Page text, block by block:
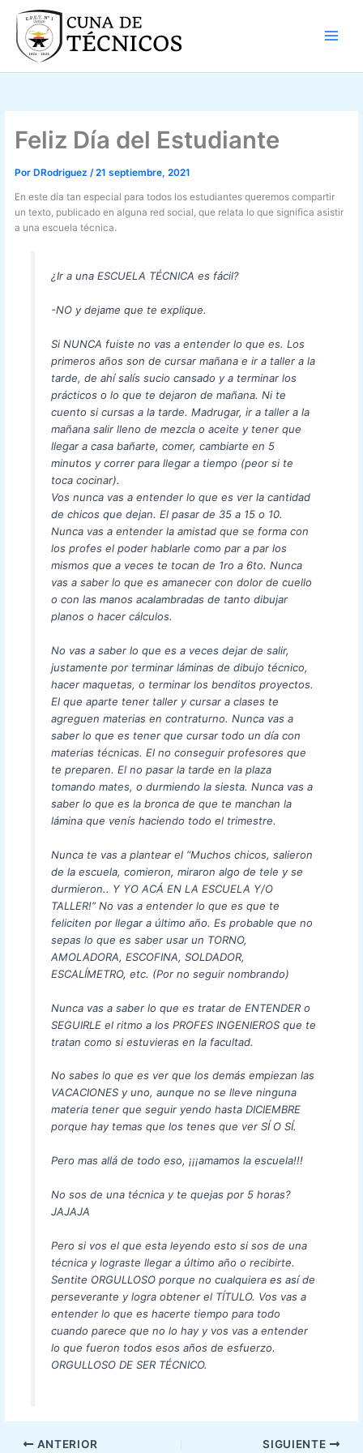
contenido
Feliz Día del Estudiante
Por DRodriguez/21 septiembre, 2021
En este día tan especial para todos los estudiantes queremos compartir
un texto, publicado en alguna red social, que relata lo que significa asistir
a una escuela técnica.
¿Ir a una ESCUELA TÉCNICA es fácil?
-NO y dejame que te explique.
Si NUNCA fuiste no vas a entender lo que es. Los
primeros años son de cursar mañana e ir a taller a la
tarde, de ahí salís sucio cansado y a terminar los
prácticos o lo que te dejaron de mañana. Ni te
cuento si cursas a la tarde. Madrugar, ir a taller a la
mañana salir lleno de mezcla o aceite y tener que
llegar a casa bañarte, comer, cambiarte en 5
minutos y correr para llegar a tiempo (peor si te
toca cocinar).
Vos nunca vas a entender lo que es ver la cantidad
de chicos que dejan. El pasar de 35 a 15 o 10.
Nunca vas a entender la amistad que se forma con
los profes el poder hablarle como par a par los
mismos que a veces te tocan de 1ro a 6to. Nunca
vas a saber lo que es amanecer con dolor de cuello
o con las manos acalambradas de tanto dibujar
planos o hacer cálculos.
No vas a saber lo que es a veces dejar de salir,
justamente por terminar láminas de dibujo técnico,
hacer maquetas, o terminar los benditos proyectos.
El que aparte tener taller y cursar a clases te
agreguen materias en contraturno. Nunca vas a
saber lo que es tener que cursar todo un día con
materias técnicas. El no conseguir profesores que
te preparen. El no pasar la tarde en la plaza
tomando mates, o durmiendo la siesta. Nunca vas a
saber lo que es la bronca de que te manchan la
lámina que venís haciendo todo el trimestre.
Nunca te vas a plantear el “Muchos chicos, salieron
de la escuela, comieron, miraron algo de tele y se
durmieron.. Y YO ACÁ EN LA ESCUELA Y/O
TALLER!” No vas a entender lo que es que te
feliciten por llegar a último año. Es probable que no
sepas lo que es saber usar un TORNO,
AMOLADORA, ESCOFINA, SOLDADOR,
ESCALÍMETRO, etc. (Por no seguir nombrando)
Nunca vas a saber lo que es tratar de ENTENDER o
SEGUIRLE el ritmo a los PROFES INGENIEROS que te
tratan como si estuvieras en la facultad.
No sabes lo que es ver que los demás empiezan las
VACACIONES y uno, aunque no se lleve ninguna
materia tener que seguir yendo hasta DICIEMBRE
porque hay temas que los tenes que ver SÍ O SÍ.
Pero mas allá de todo eso, ¡¡¡amamos la escuela!!!
No sos de una técnica y te quejas por 5 horas?
JAJAJA
Pero si vos el que esta leyendo esto si sos de una
técnica y lograste llegar a último año o recibirte.
Sentite ORGULLOSO porque no cualquiera es así de
perseverante y logra obtener el TÍTULO. Vos vas a
entender lo que es hacerte tiempo para todo
cuando parece que no lo hay y vos vas a entender
lo que fueron todos esos años de esfuerzo.
ORGULLOSO DE SER TÉCNICO.
ANTERIOR SIGUIENTE